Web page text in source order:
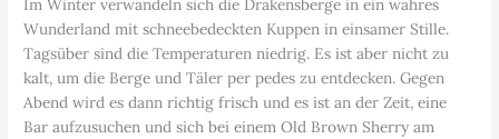
Im Winter verwandeln sich die Drakensberge in ein wahres
Wunderland mit schneebedeckten Kuppen in einsamer Stille.
Tagsüber sind die Temperaturen niedrig. Es ist aber nicht zu
kalt, um die Berge und Täler per pedes zu entdecken. Gegen
Abend wird es dann richtig frisch und es ist an der Zeit, eine
Bar aufzusuchen und sich bei einem Old Brown Sherry am